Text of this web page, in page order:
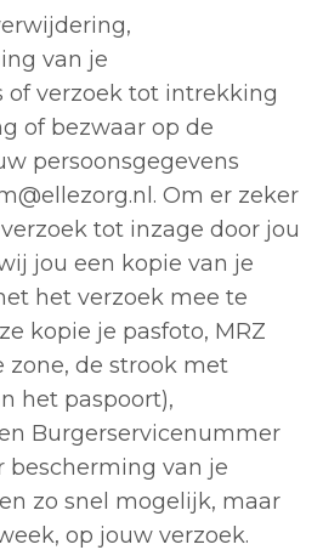
van je
of verzoek tot intrekking
of bezwaar op de
persoonsgegevens
Om er zeker
tot inzage door jou
jou een kopie van je
het verzoek mee te
kopie je pasfoto, MRZ
zone, de strook met
het paspoort),
Burgerservicenummer
bescherming van je
zo snel mogelijk, maar
op jouw verzoek.